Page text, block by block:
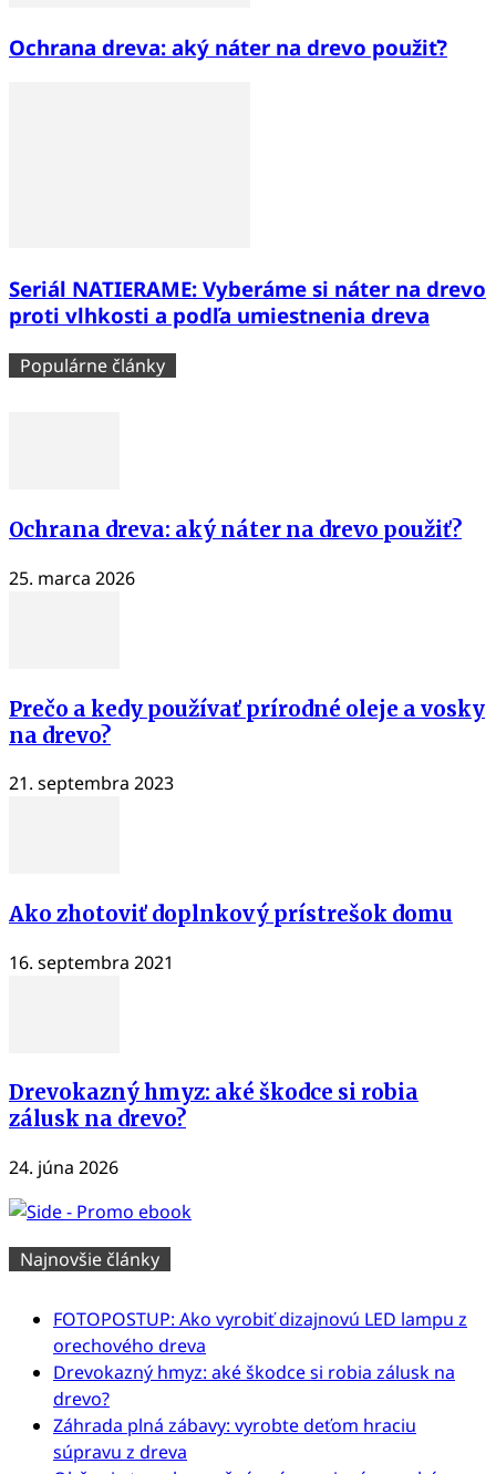
Ochrana dreva: aký náter na drevo použiť?
Seriál NATIERAME: Vyberáme si náter na drevo
proti vlhkosti a podľa umiestnenia dreva
Populárne články
Ochrana dreva: aký náter na drevo použiť?
25. marca 2026
Prečo a kedy používať prírodné oleje a vosky
na drevo?
21. septembra 2023
Ako zhotoviť doplnkový prístrešok domu
16. septembra 2021
Drevokazný hmyz: aké škodce si robia
zálusk na drevo?
24. júna 2026
Najnovšie články
FOTOPOSTUP: Ako vyrobiť dizajnovú LED lampu z
orechového dreva
Drevokazný hmyz: aké škodce si robia zálusk na
drevo?
Záhrada plná zábavy: vyrobte deťom hraciu
súpravu z dreva